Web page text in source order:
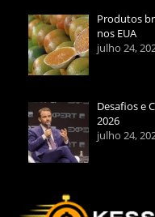
Produtos
nos EUA
julho 24,
Desafios e
2026
julho 24,